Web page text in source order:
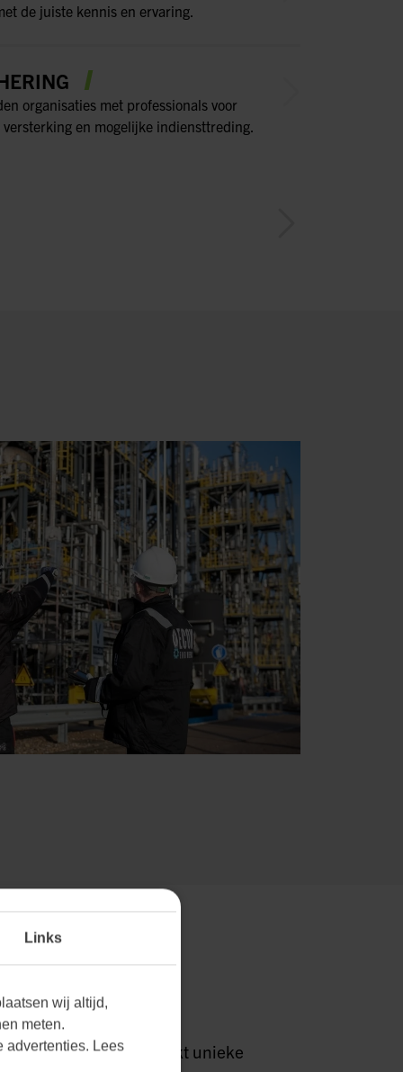
de juiste kennis en ervaring.
organisaties met professionals voor
en mogelijke indiensttreding.
THUIS.
we dat elke markt unieke
Links
wij altijd,
meten.
advertenties. Lees